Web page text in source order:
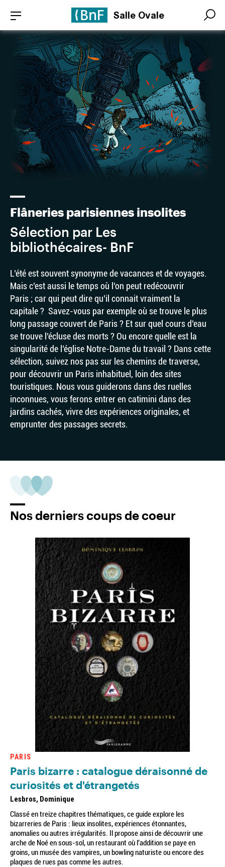
contenu
principal
Salle Ovale Search
Search
Flâneries parisiennes insolites
Sélection par Les
bibliothécaires- BnF
L’été est souvent synonyme de vacances et de voyages.
Mais c’est aussi le temps où l’on peut redécouvrir
Paris ; car qui peut dire qu’il connait vraiment la
capitale ? Savez-vous par exemple où se trouve le plus
long passage couvert de Paris ? Et sur quel cours d’eau
se trouve l’écluse des morts ? Ou encore quelle est la
singularité de l’église Notre-Dame du travail ? Dans cette
sélection, suivez nos pas sur les chemins de traverse,
pour découvrir un Paris inhabituel, loin des sites
touristiques. Nous vous guiderons dans des ruelles
inconnues, vous ferons entrer en catimini dans des
jardins cachés, vivre des expériences originales, et
emprunter des passages secrets.
Nos derniers coups de coeur
PARIS
Paris bizarre : catalogue déraisonné de
curiosités et d'étrangetés
Lesbros, Dominique
Classé en treize chapitres thématiques, ce guide explore les
bizarreries de Paris : lieux insolites, expériences étonnantes,
anomalies ou autres irrégularités. Il propose ainsi de découvrir une
arche de Noé en sous-sol, un restaurant où l'addition se paye en
groins, un musée des vampires, un bowling naturiste ou encore des
plaques de rues pas comme les autres.
Panneau de gestion des cookies